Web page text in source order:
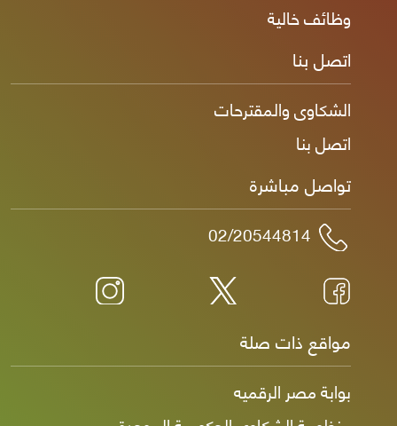
وظائف خالية
اتصل بنا
الشكاوى والمقترحات
اتصل بنا
تواصل مباشرة
مواقع ذات صلة
بوابة مصر الرقميه